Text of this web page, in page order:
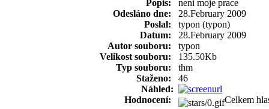
Popis:
neni moje prace
Odesláno dne:
28.February 2009
Poslal:
typon (typon)
Datum:
28.February 2009
Autor souboru:
typon
Velikost souboru:
135.50Kb
Typ souboru:
thm
Staženo:
46
Náhled:
Hodnocení:
Celkem